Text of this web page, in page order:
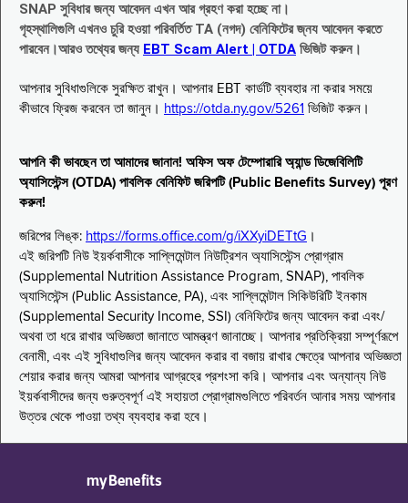
SNAP সুবিধার জন্য আবেদন এখন আর গ্রহণ করা হচ্ছে না।
গৃহস্থালিগুলি এখনও চুরি হওয়া পরিবর্তিত TA (নগদ) বেনিফিটের জ্নয আবেদন করতে
পারবেন।আরও তথ্যের জন্য EBT Scam Alert | OTDA ভিজিট করুন।
আপনার সুবিধাগুলিকে সুরক্ষিত রাখুন। আপনার EBT কার্ডটি ব্যবহার না করার সময়ে
কীভাবে ফ্রিজ করবেন তা জানুন। https://otda.ny.gov/5261 ভিজিট করুন।
আপনি কী ভাবছেন তা আমাদের জানান! অফিস অফ টেম্পোরারি অ্যান্ড ডিজেবিলিটি
অ্যাসিস্টেন্স (OTDA) পাবলিক বেনিফিট জরিপটি (Public Benefits Survey) পূরণ
করুন!
জরিপের লিঙ্ক: https://forms.office.com/g/iXXyiDETtG ।
এই জরিপটি নিউ ইয়র্কবাসীকে সাপ্লিমেন্টাল নিউট্রিশন অ্যাসিস্টেন্স প্রোগ্রাম
(Supplemental Nutrition Assistance Program, SNAP), পাবলিক
অ্যাসিস্টেন্স (Public Assistance, PA), এবং সাপ্লিমেন্টাল সিকিউরিটি ইনকাম
(Supplemental Security Income, SSI) বেনিফিটের জন্য আবেদন করা এবং/
অথবা তা ধরে রাখার অভিজ্ঞতা জানাতে আমন্ত্রণ জানাচ্ছে। আপনার প্রতিক্রিয়া সম্পূর্ণরূপে
বেনামী, এবং এই সুবিধাগুলির জন্য আবেদন করার বা বজায় রাখার ক্ষেত্রে আপনার অভিজ্ঞতা
শেয়ার করার জন্য আমরা আপনার আগ্রহের প্রশংসা করি। আপনার এবং অন্যান্য নিউ
ইয়র্কবাসীদের জন্য গুরুত্বপূর্ণ এই সহায়তা প্রোগ্রামগুলিতে পরিবর্তন আনার সময় আপনার
উত্তর থেকে পাওয়া তথ্য ব্যবহার করা হবে।
myBenefits